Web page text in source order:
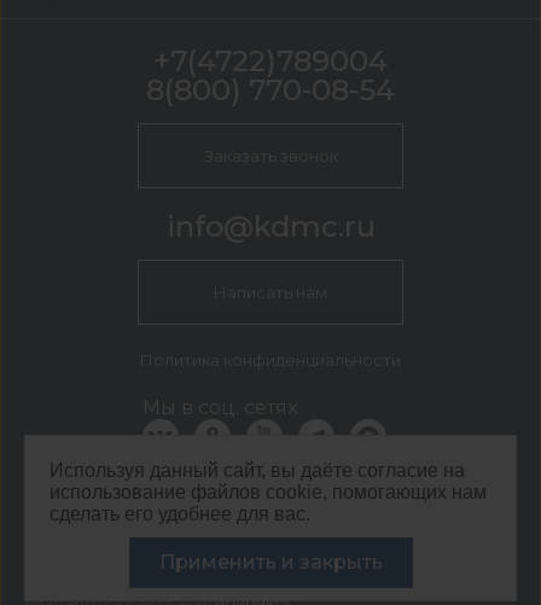
Используя данный сайт, вы даёте согласие на
использование файлов cookie, помогающих нам
сделать его удобнее для вас.
Применить и закрыть
КДМ Белгород
г. Белгород, пер. 5-й Заводской, 42
+7(4722)789004
8(800) 770-08-54
Заказать звонок
info@kdmc.ru
Написать нам
Политика конфиденциальности
Мы в соц. сетях
ООО ЦЕНТР КДМ. ИНН: 3661037157 ОГРН: 1063667287551